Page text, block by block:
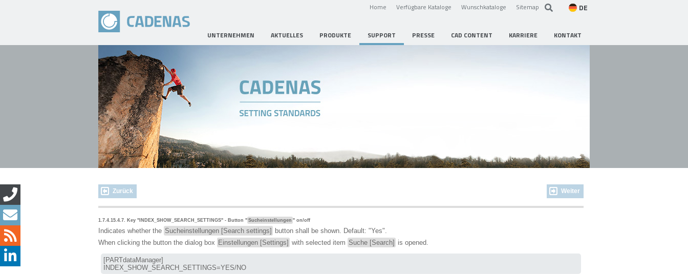
Home Verfügbare Kataloge Wunschkataloge Sitemap DE
UNTERNEHMEN AKTUELLES PRODUKTE SUPPORT PRESSE CAD CONTENT KARRIERE KONTAKT
Zurück Weiter
1.7.4.15.4.7. Key "INDEX_SHOW_SEARCH_SETTINGS" - Button " Sucheinstellungen " on/off
Indicates whether the Sucheinstellungen [Search settings]
button shall be shown. Default: "Yes".
When clicking the button the dialog box Einstellungen [Settings] with selected item Suche [Search] is opened.
[PARTdataManager]
INDEX_SHOW_SEARCH_SETTINGS=YES/NO